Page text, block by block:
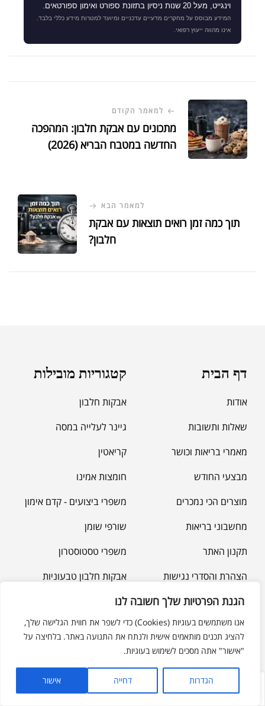
הגנת הפרטיות שלך חשובה לנו
אנו משתמשים בעוגיות (Cookies) כדי לשפר את חווית הגלישה שלך,
להציג תכנים מותאמים אישית ולנתח את התנועה באתר. בלחיצה על
"אישור" אתה מסכים לשימוש בעוגיות.
הגדרות דחייה אישור
וינגייט, מעל 20 שנות ניסיון בתזונת ספורט ואימון ספורטאים.
המידע מבוסס על מחקרים מדעיים עדכניים ומיועד למטרות מידע כללי בלבד.
אינו מהווה ייעוץ רפואי.
למאמר הקודם
מתכונים עם אבקת חלבון: המהפכה
החדשה במטבח הבריא (2026)
למאמר הבא
תוך כמה זמן רואים תוצאות עם אבקת
חלבון?
לחנות החשבון שלי מועדפים חפש
דף הבית
אודות
שאלות ותשובות
מאמרי בריאות וכושר
מבצעי החודש
מוצרים הכי נמכרים
מחשבוני בריאות
תקנון האתר
הצהרת והסדרי נגישות
קטגוריות מובילות
אבקות חלבון
גיינר לעלייה במסה
קריאטין
חומצות אמינו
משפרי ביצועים - קדם אימון
שורפי שומן
משפרי טסטוסטרון
אבקות חלבון טבעוניות
פאמפ PUMP
ביגוד כושר
חטיפי חלבון